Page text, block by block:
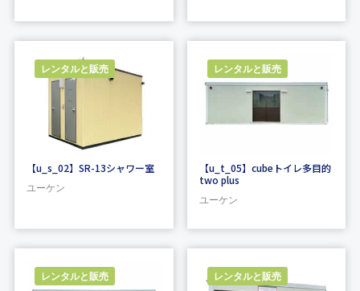
レンタルと販売
【u_s_02】SR-13シャワー室
ユーケン
レンタルと販売
【u_t_05】cubeトイレ多目的
two plus
ユーケン
レンタルと販売 レンタルと販売